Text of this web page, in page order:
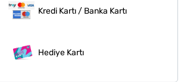
Kredi Kartı / Banka Kartı
Hediye Kartı